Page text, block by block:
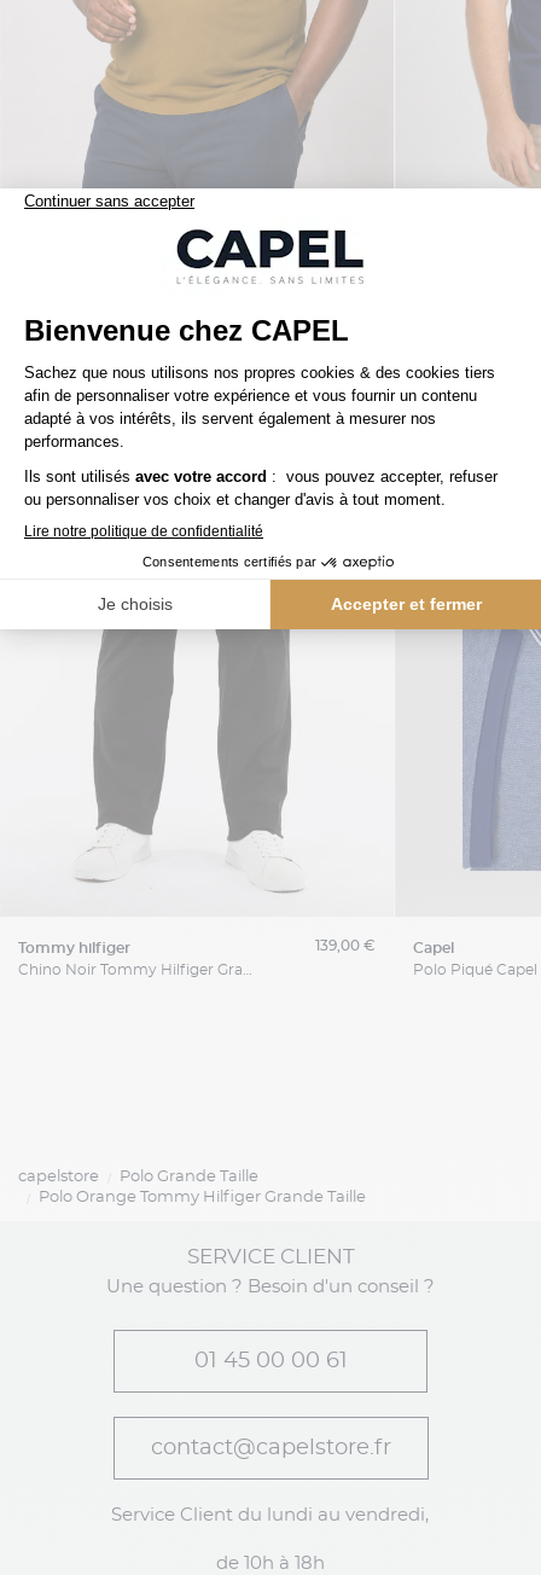
Polo Interlock Grande Taille Marron Café
165,00 €
Nos clients aiment aussi
tommy hilfiger
Chino Noir Tommy Hilfiger Grande Taille
139,00 €
capel
Polo Piqué Capel
capelstore
Polo Grande Taille
Polo Orange Tommy Hilfiger Grande Taille
SERVICE CLIENT
Une question ? Besoin d'un conseil ?
01 45 00 00 61
contact@capelstore.fr
Service Client du lundi au vendredi,
de 10h à 18h